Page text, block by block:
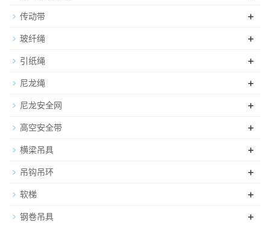
传动带 +
玻纤绳 +
引纸绳 +
尼龙绳 +
尼龙安全网 +
高空安全带 +
横梁吊具 +
吊钩吊环 +
软梯 +
钢卷吊具 +